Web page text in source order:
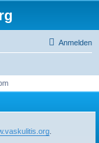
Anmelden